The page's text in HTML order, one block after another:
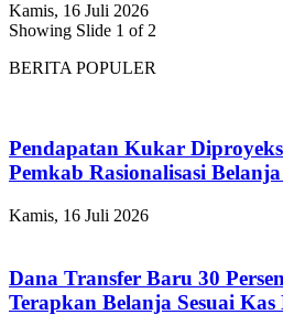
Kamis, 16 Juli 2026
Showing Slide 1 of 2
BERITA POPULER
Pendapatan Kukar
Pemkab Rasionalisasi
Kamis, 16 Juli 2026
Dana Transfer Baru 30
Terapkan Belanja Sesuai Kas